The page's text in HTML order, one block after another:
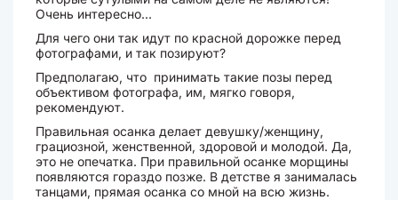
Очень интересно...
Для чего они так идут по красной дорожке перед
фотографами, и так позируют?
Предполагаю, что принимать такие позы перед
объективом фотографа, им, мягко говоря,
рекомендуют.
Правильная осанка делает девушку/женщину,
грациозной, женственной, здоровой и молодой. Да,
это не опечатка. При правильной осанке морщины
появляются гораздо позже. В детстве я занималась
танцами, прямая осанка со мной на всю жизнь.